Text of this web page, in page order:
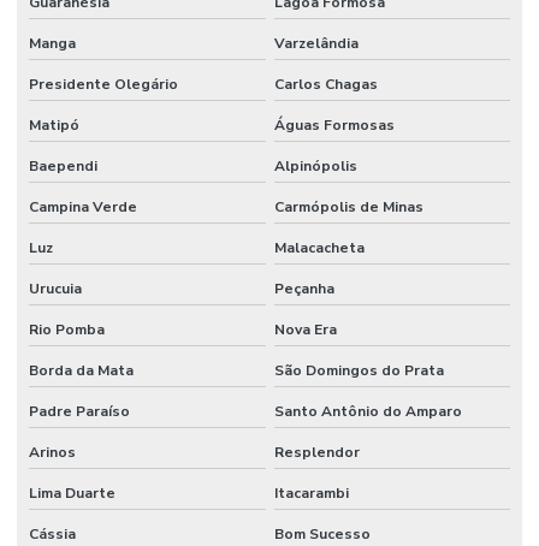
Manga Varzelândia
Presidente Olegário Carlos Chagas
Matipó Águas Formosas
Baependi Alpinópolis
Campina Verde Carmópolis de Minas
Luz Malacacheta
Urucuia Peçanha
Rio Pomba Nova Era
Borda da Mata São Domingos do Prata
Padre Paraíso Santo Antônio do Amparo
Arinos Resplendor
Lima Duarte Itacarambi
Cássia Bom Sucesso